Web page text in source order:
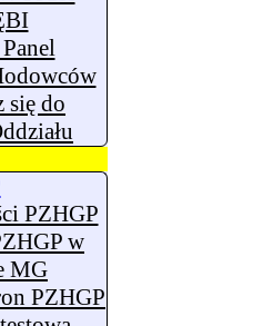
się do
PZHGP
w
MG
PZHGP